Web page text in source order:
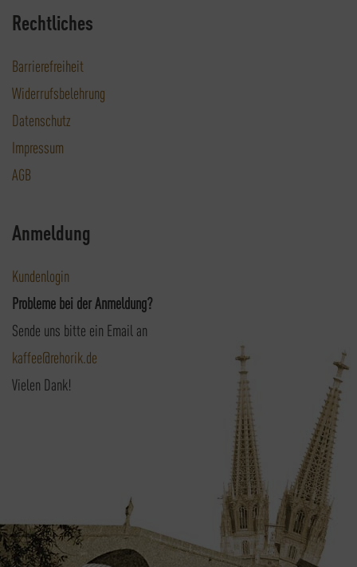
Rechtliches
Barrierefreiheit
Widerrufsbelehrung
Datenschutz
Impressum
AGB
Anmeldung
Kundenlogin
Probleme bei der Anmeldung?
Sende uns bitte ein Email an
kaffee@rehorik.de
Vielen Dank!